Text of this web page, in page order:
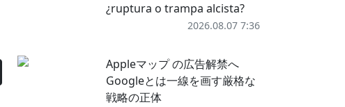
¿ruptura o trampa alcista?
2026.08.07 7:36
Appleマップ の広告解禁へ
Googleとは一線を画す厳格な
戦略の正体